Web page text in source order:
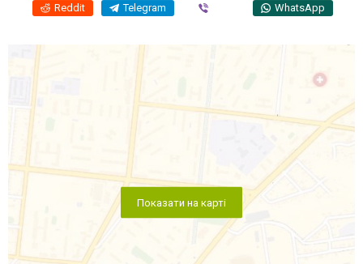
Reddit Telegram WhatsApp
Показати на карті